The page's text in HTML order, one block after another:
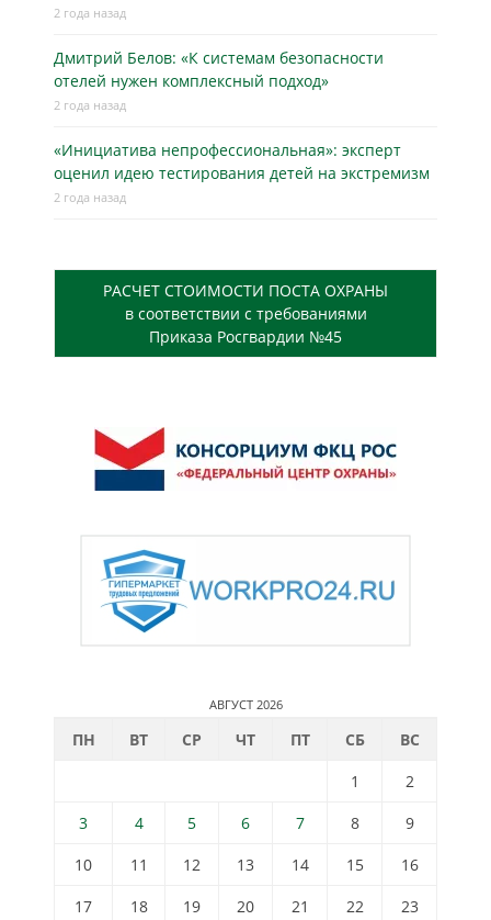
2 года назад
Дмитрий Белов: «К системам безопасности
отелей нужен комплексный подход»
2 года назад
«Инициатива непрофессиональная»: эксперт
оценил идею тестирования детей на экстремизм
2 года назад
РАСЧЕТ СТОИМОСТИ ПОСТА ОХРАНЫ
в соответствии с требованиями
Приказа Росгвардии №45
АВГУСТ 2026
ПН ВТ СР ЧТ ПТ СБ
ВС
1
2
3
4 5 6 7 8
9
10
11 12 13 14 15
16
17
18 19 20 21 22
23